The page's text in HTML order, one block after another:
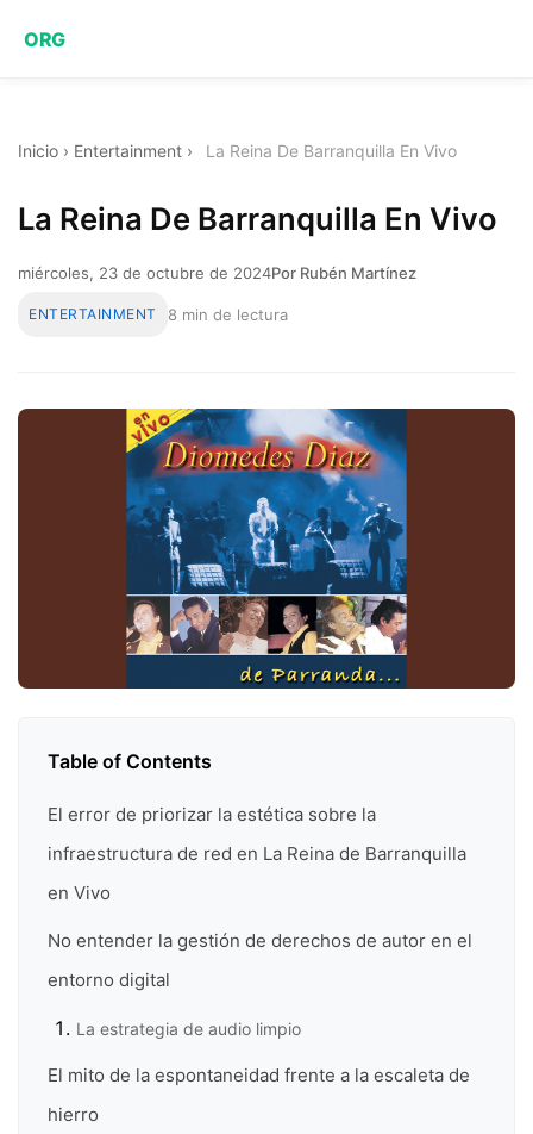
ORG
Inicio › Entertainment › La Reina De Barranquilla En Vivo
La Reina De Barranquilla En Vivo
miércoles, 23 de octubre de 2024Por Rubén Martínez
ENTERTAINMENT 8 min de lectura
Table of Contents
El error de priorizar la estética sobre la
infraestructura de red en La Reina de Barranquilla
en Vivo
No entender la gestión de derechos de autor en el
entorno digital
La estrategia de audio limpio
El mito de la espontaneidad frente a la escaleta de
hierro